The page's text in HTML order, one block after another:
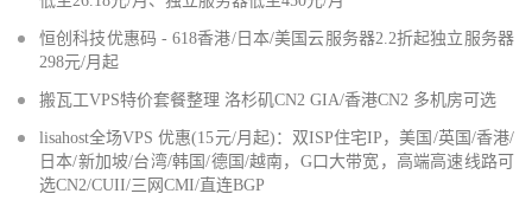
恒创科技优惠码 - 618香港/日本/美国云服务器2.2折起独立服务器
298元/月起
搬瓦工VPS特价套餐整理 洛杉矶CN2 GIA/香港CN2 多机房可选
lisahost全场VPS 优惠(15元/月起)：双ISP住宅IP，美国/英国/香港/
日本/新加坡/台湾/韩国/德国/越南，G口大带宽，高端高速线路可
选CN2/CUII/三网CMI/直连BGP